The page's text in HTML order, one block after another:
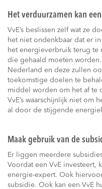
Het verduurzamen kan
VvE’s beslissen zelf wat ze
het niet ondenkbaar dat er
het energieverbruik terug
die gehaald moeten worden.
Nederland en deze zullen
toekomstige doelen te
middel worden om het af te
VvE’s waarschijnlijk niet om
al door de stijgende
Maak gebruik van de
Er liggen meerdere
Voordat een VvE investeert,
energie-expert. Ook
subsidie. Ook kan een VvE